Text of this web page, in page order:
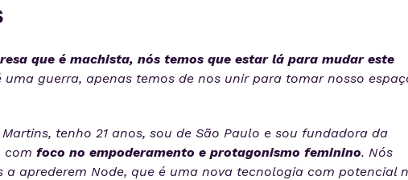
que é machista, nós temos que estar lá para mudar este
uma guerra, apenas temos de nos unir para tomar nosso
tenho 21 anos, sou de São Paulo e sou fundadora da
com foco no empoderamento e protagonismo feminino. Nós
a aprederem Node, que é uma nova tecnologia com potencial